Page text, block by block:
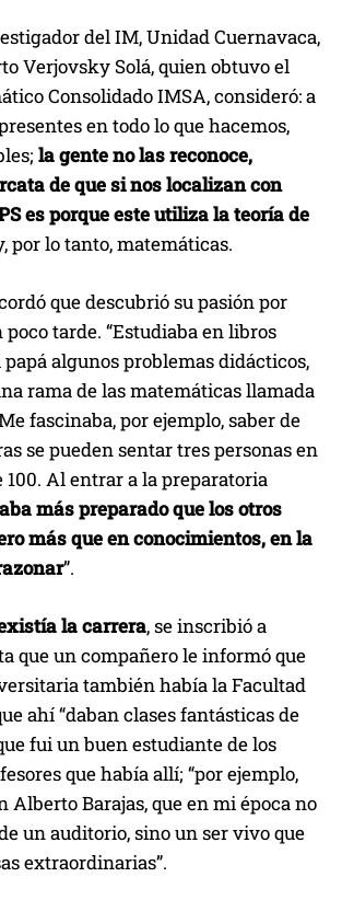
del IM, Unidad Cuernavaca,
Verjovsky Solá, quien obtuvo el
Consolidado IMSA, consideró: a
en todo lo que hacemos,
la gente no las reconoce,
de que si nos localizan con
es porque este utiliza la teoría de
por lo tanto, matemáticas.
que descubrió su pasión por
tarde. “Estudiaba en libros
algunos problemas didácticos,
rama de las matemáticas llamada
fascinaba, por ejemplo, saber de
se pueden sentar tres personas en
Al entrar a la preparatoria
más preparado que los otros
más que en conocimientos, en la
”.
la carrera, se inscribió a
que un compañero le informó que
también había la Facultad
ahí “daban clases fantásticas de
fui un buen estudiante de los
que había allí; “por ejemplo,
Alberto Barajas, que en mi época no
un auditorio, sino un ser vivo que
extraordinarias”.